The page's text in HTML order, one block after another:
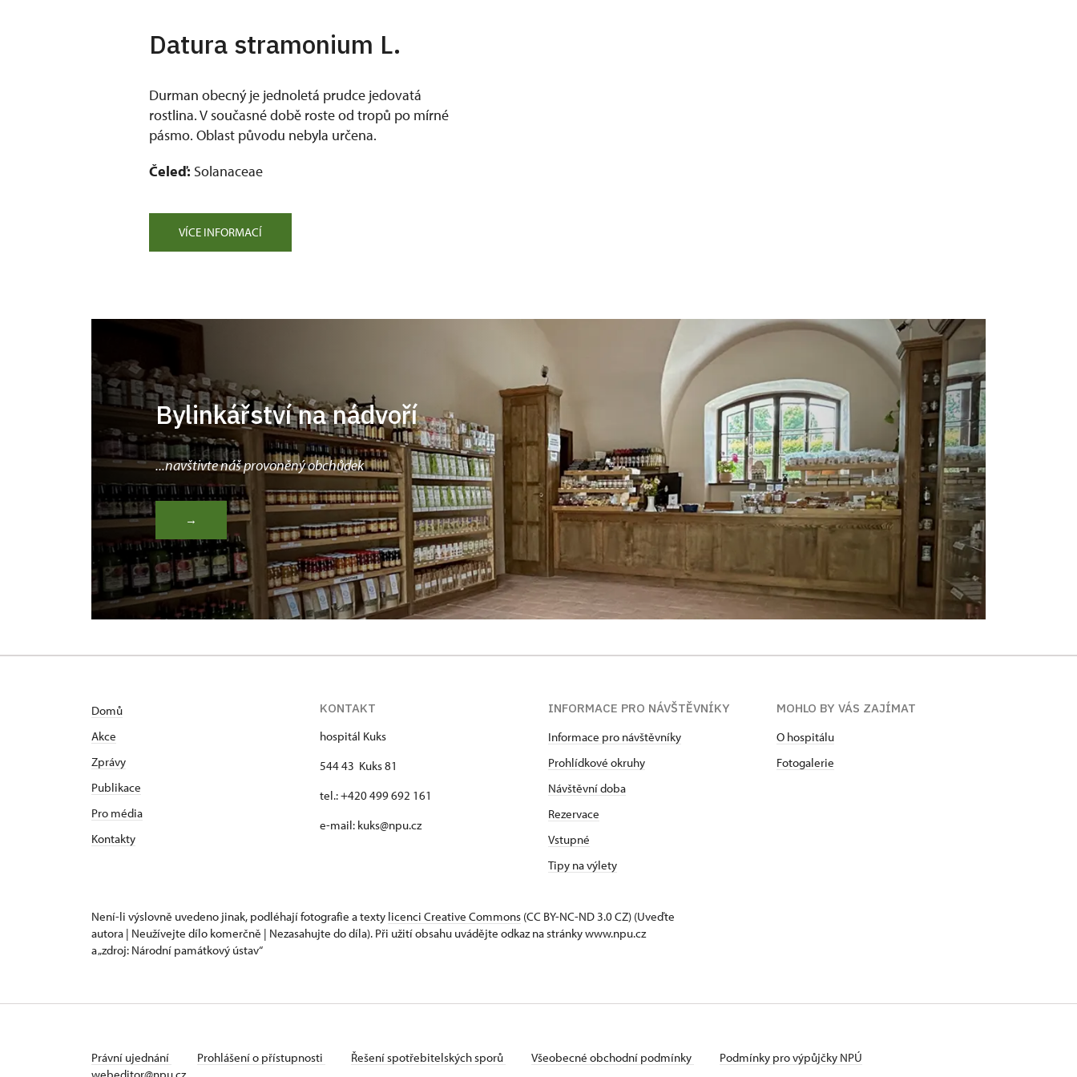
Datura stramonium L.
Durman obecný je jednoletá prudce jedovatá
rostlina. V současné době roste od tropů po mírné
pásmo. Oblast původu nebyla určena.
Čeleď: Solanaceae
VÍCE INFORMACÍ
Bylinkářství na nádvoří
...navštivte náš provoněný obchůdek
→
Domů
Akce
Zprávy
Publikace
Pro média
Kontakty
KONTAKT
hospitál Kuks
544 43 Kuks 81
tel.: +420 499 692 161
e-mail: kuks@npu.cz
INFORMACE PRO NÁVŠTĚVNÍKY
Informace pro návštěvníky
Prohlídkové okruhy
Návštěvní doba
Rezervace
Vstupné
Tipy na výlety
MOHLO BY VÁS ZAJÍMAT
O hospitálu
Fotogalerie
Není-li výslovně uvedeno jinak, podléhají fotografie a texty licenci Creative Commons (CC BY-NC-ND 3.0 CZ) (Uveďte
autora | Neužívejte dílo komerčně | Nezasahujte do díla). Při užití obsahu uvádějte odkaz na stránky www.npu.cz
a „zdroj: Národní památkový ústav“
Právní ujednání Prohlášení o přístupnosti Řešení spotřebitelských sporů Všeobecné obchodní podmínky
Podmínky pro výpůjčky NPÚ